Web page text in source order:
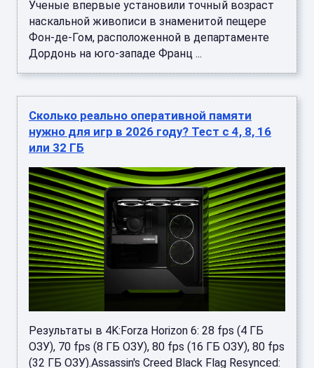
Ученые впервые установили точный возраст
наскальной живописи в знаменитой пещере
Фон-де-Гом, расположенной в департаменте
Дордонь на юго-западе Франц ...
Сколько реально оперативной памяти
нужно для игр в 2026 году? Тест с 4, 8, 16
или 32 ГБ
Результаты в 4K:Forza Horizon 6: 28 fps (4 ГБ
ОЗУ), 70 fps (8 ГБ ОЗУ), 80 fps (16 ГБ ОЗУ), 80 fps
(32 ГБ ОЗУ).Assassin's Creed Black Flag Resynced: